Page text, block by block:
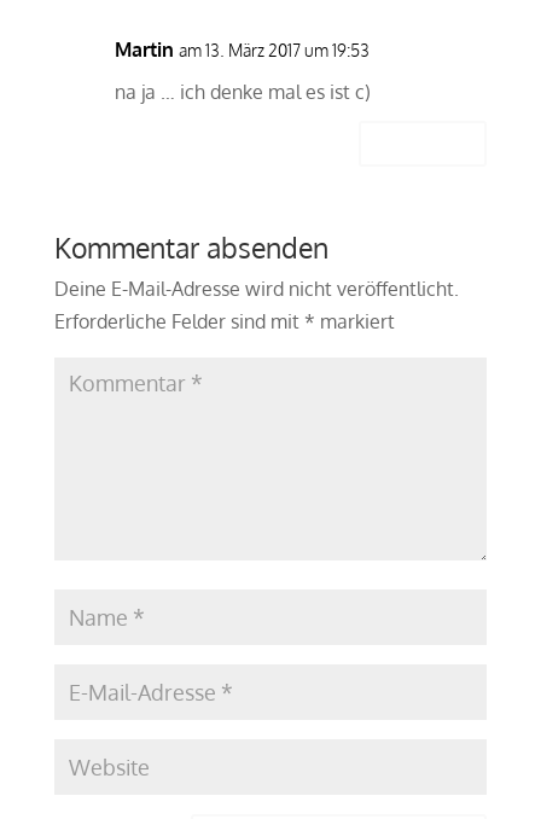
Martin am 13. März 2017 um 19:53
na ja … ich denke mal es ist c)
Kommentar absenden
Deine E-Mail-Adresse wird nicht veröffentlicht.
Erforderliche Felder sind mit * markiert